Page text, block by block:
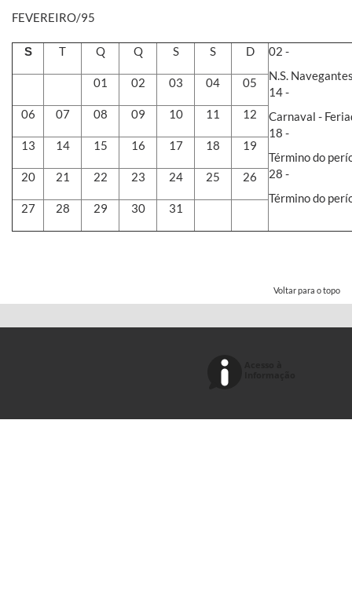
FEVEREIRO/95
S T Q Q S S D
02 -
N.S.
14 -
Carnaval -
18 -
Término do
28 -
Término do
01 02 03 04 05
06 07 08 09 10 11 12
13 14 15 16 17 18 19
20 21 22 23 24 25 26
27 28 29 30 31
Voltar para o topo